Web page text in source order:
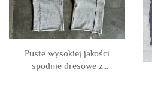
Puste wysokiej jakości
spodnie dresowe z